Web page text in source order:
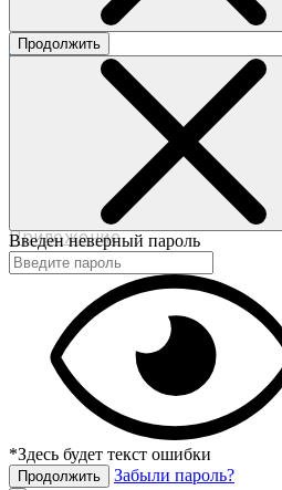
©2017-2020 beautybox.ru
Договор-оферта
Пользовательское соглашение
Политика конфиденциальности
Приложение
Продолжить
Введен неверный пароль
*Здесь будет текст ошибки
Продолжить Забыли пароль?